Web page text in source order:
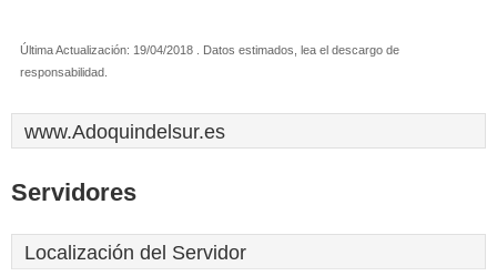
Última Actualización: 19/04/2018 . Datos estimados, lea el descargo de
responsabilidad.
www.Adoquindelsur.es
Servidores
Localización del Servidor